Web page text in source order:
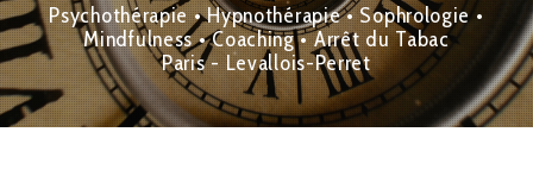
Psychothérapie • Hypnothérapie • Sophrologie •
Mindfulness • Coaching • Arrêt du Tabac
Paris - Levallois-Perret